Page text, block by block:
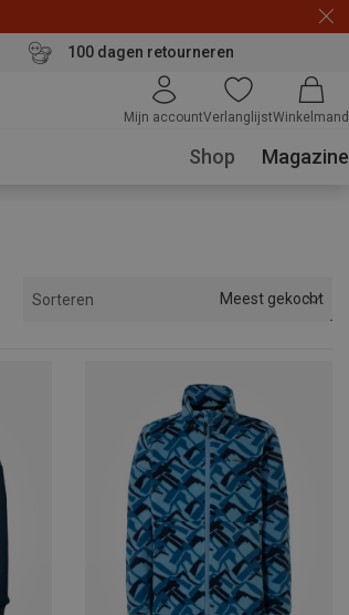
100 dagen retourneren
Mijn accountVerlanglijstWinkelmand
Shop Magazine
Sorteren Meest gekocht